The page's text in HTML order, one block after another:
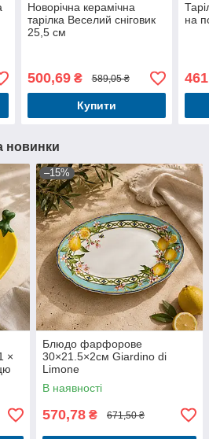
Новорічна керамічна
тарілка Веселий сніговик
25,5 см
500,69₴ 589,05 ₴
Купити
на
новинки
×
–15%
Блюдо фарфорове
30×21.5×2см Giardino di
Limone
В наявності
570,78 ₴ 671,50 ₴